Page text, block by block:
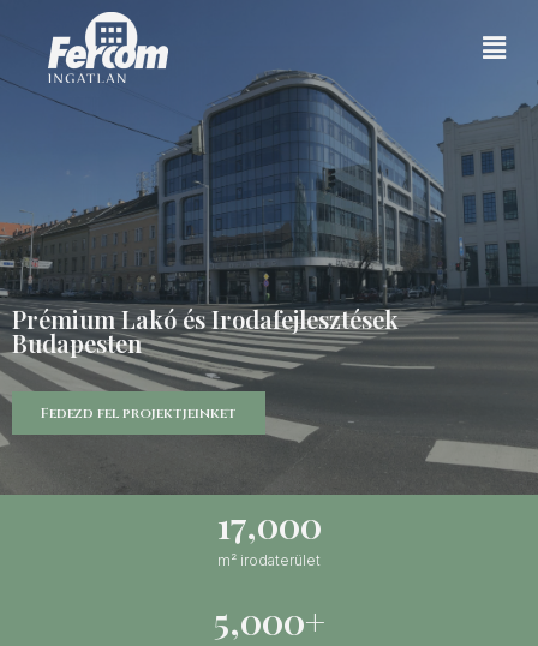
Prémium Lakó és Irodafejlesztések
Budapesten
Fedezd fel projektjeinket
17,000
m² irodaterület
5,000+